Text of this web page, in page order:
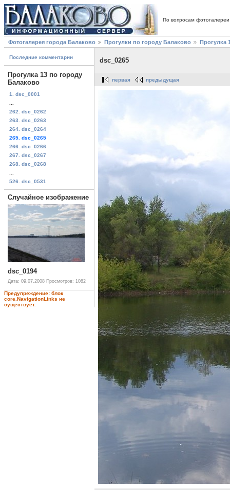
По вопросам
Фотогалерея города Балаково Прогулки по городу Балаково Прогулка
Последние комментарии
Прогулка 13 по городу
Балаково
1. dsc_0001
262. dsc_0262
263. dsc_0263
264. dsc_0264
265. dsc_0265
266. dsc_0266
267. dsc_0267
268. dsc_0268
526. dsc_0531
Случайное изображение
dsc_0194
Дата: 09.07.2008 Просмотров: 1082
Предупреждение: блок
core.NavigationLinks не
существует.
dsc_0265
первая предыдущая